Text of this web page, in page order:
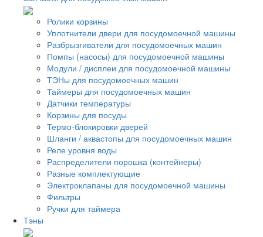
Ролики корзины
Уплотнители двери для посудомоечной машины
Разбрызгиватели для посудомоечных машин
Помпы (насосы) для посудомоечной машины
Модули / дисплеи для посудомоечной машины
ТЭНы для посудомоечных машин
Таймеры для посудомоечных машин
Датчики температуры
Корзины для посуды
Термо-блокировки дверей
Шланги / аквастопы для посудомоечных машин
Реле уровня воды
Распределители порошка (контейнеры)
Разные комплектующие
Электроклапаны для посудомоечной машины
Фильтры
Ручки для таймера
Тэны